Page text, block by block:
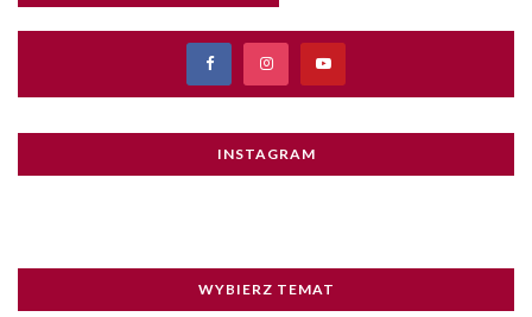
INSTAGRAM
WYBIERZ TEMAT